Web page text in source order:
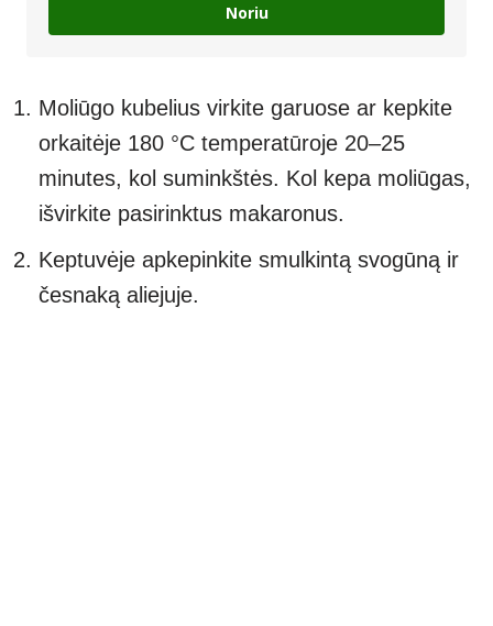
Noriu
Moliūgo kubelius virkite garuose ar kepkite
orkaitėje 180 °C temperatūroje 20–25
minutes, kol suminkštės. Kol kepa moliūgas,
išvirkite pasirinktus makaronus.
Keptuvėje apkepinkite smulkintą svogūną ir
česnaką aliejuje.